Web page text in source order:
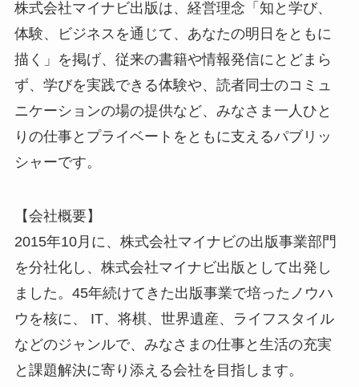
株式会社マイナビ出版は、経営理念「知と学び、
体験、ビジネスを通じて、あなたの明日をともに
描く」を掲げ、従来の書籍や情報発信にとどまら
ず、学びを実践できる体験や、読者同士のコミュ
ニケーションの場の提供など、みなさま一人ひと
りの仕事とプライベートをともに支えるパブリッ
シャーです。
【会社概要】
2015年10月に、株式会社マイナビの出版事業部門
を分社化し、株式会社マイナビ出版として出発し
ました。45年続けてきた出版事業で培ったノウハ
ウを核に、 IT、将棋、世界遺産、ライフスタイル
などのジャンルで、みなさまの仕事と生活の充実
と課題解決に寄り添える会社を目指します。